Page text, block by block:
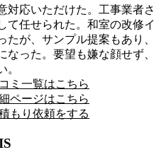
対応いただけた。工事業者さ
て任せられた。和室の改修イ
たが、サンプル提案もあり、
った。要望も嫌な顔せず、
。
ミ一覧はこちら
ページはこちら
もり依頼をする